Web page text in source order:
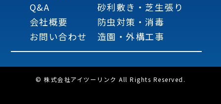
Q&A
会社概要
お問い合わせ
砂利敷き・芝生張り
防虫対策・消毒
造園・外構工事
© 株式会社アイツーリンク All Rights Reserved.